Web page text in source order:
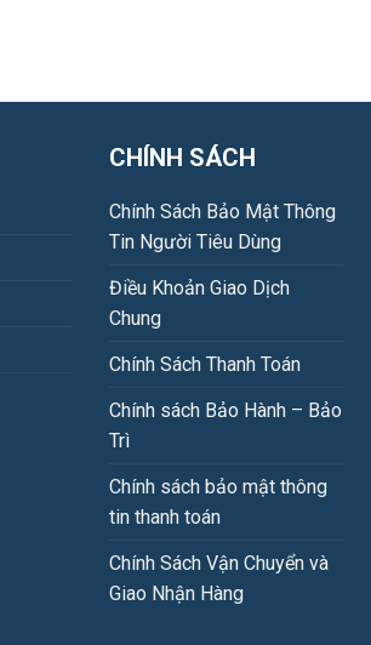
CHÍNH SÁCH
Chính Sách Bảo Mật Thông
Tin Người Tiêu Dùng
Điều Khoản Giao Dịch
Chung
Chính Sách Thanh Toán
Chính sách Bảo Hành – Bảo
Trì
Chính sách bảo mật thông
tin thanh toán
Chính Sách Vận Chuyển và
Giao Nhận Hàng